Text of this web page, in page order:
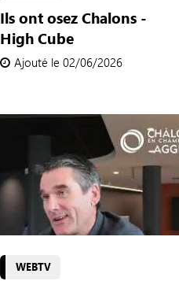
Ils ont osez Chalons -
High Cube
Ajouté le 02/06/2026
WEBTV